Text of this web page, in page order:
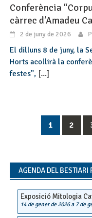
Conferència
càrrec d’Amadeu
2 de juny de 2026
El dilluns 8 de juny, la
Horts acollirà la
festes”, [...]
1 2
AGENDA DEL BESTIARI
Exposició Mitologia
14 de gener de 2026a 7 de